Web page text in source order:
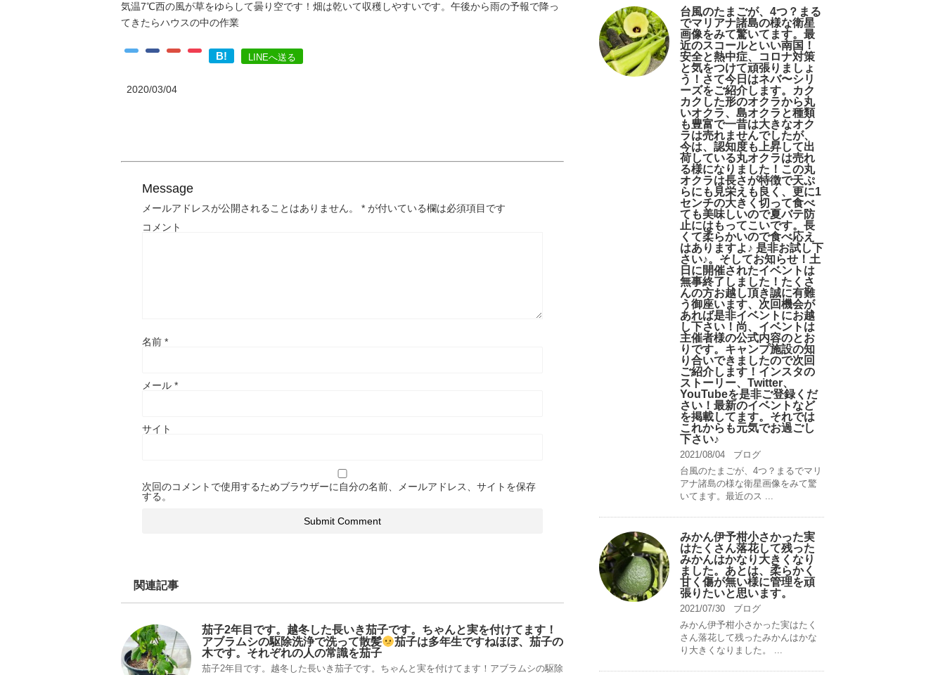
気温7℃西の風が草をゆらして曇り空です！畑は乾いて収穫しやすいです。午後から雨の予報で降っ
てきたらハウスの中の作業
B! LINEへ送る
2020/03/04
Message
メールアドレスが公開されることはありません。 * が付いている欄は必須項目です
コメント
名前 *
メール *
サイト
次回のコメントで使用するためブラウザーに自分の名前、メールアドレス、サイトを保存
する。
関連記事
茄子2年目です。越冬した長いき茄子です。ちゃんと実を付けてます！
アブラムシの駆除洗浄で洗って散髪
茄子は多年生ですねほぼ、茄子の
木です。それぞれの人の常識を茄子
茄子2年目です。越冬した長いき茄子です。ちゃんと実を付けてます！アブラムシの駆除
台風のたまごが、4つ？まる
でマリアナ諸島の様な衛星
画像をみて驚いてます。最
近のスコールといい南国！
安全と熱中症、コロナ対策
と気をつけて頑張りましょ
う！さて今日はネバ〜シリ
ーズをご紹介します。カク
カクした形のオクラから丸
いオクラ、島オクラと種類
も豊富で一昔は大きなオク
ラは売れませんでしたが、
今は、認知度も上昇して出
荷している丸オクラは売れ
る様になりました！この丸
オクラは長さが特徴で天ぷ
らにも見栄えも良く、更に1
センチの大きく切って食べ
ても美味しいので夏バテ防
止にはもってこいです。長
くて柔らかいので食べ応え
はありますよ♪ 是非お試し下
さい♪。そしてお知らせ！土
日に開催されたイベントは
無事終了しました！たくさ
んの方お越し頂き誠に有難
う御座います、次回機会が
あれば是非イベントにお越
し下さい！尚、イベントは
主催者様の公式内容のとお
りです。キャンプ️施設の知
り合いできましたので次回
ご紹介します！インスタの
ストーリー、Twitter、
YouTubeを是非ご登録くだ
さい！最新のイベントなど
を掲載してます。それでは
これからも元気でお過ごし
下さい♪
2021/08/04
ブログ
台風のたまごが、4つ？まるでマリ
アナ諸島の様な衛星画像をみて驚
いてます。最近のス ...
みかん伊予柑小さかった実
はたくさん落花して残った
みかんはかなり大きくなり
ました。あとは、柔らかく
甘く傷が無い様に管理を頑
張りたいと思います。
2021/07/30
ブログ
みかん伊予柑小さかった実はたく
さん落花して残ったみかんはかな
り大きくなりました。 ...